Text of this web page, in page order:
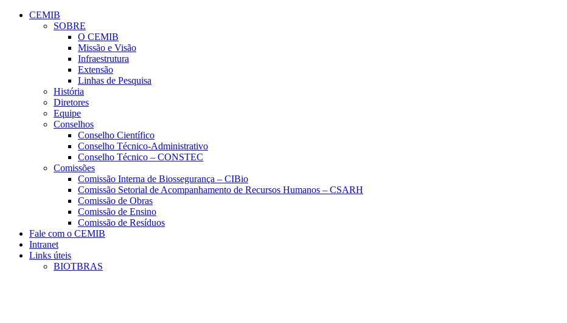
Conteúdo principal
CEMIB
SOBRE
O CEMIB
Missão e Visão
Infraestrutura
Extensão
Linhas de Pesquisa
História
Diretores
Equipe
Conselhos
Conselho Científico
Conselho Técnico-Administrativo
Conselho Técnico – CONSTEC
Comissões
Comissão Interna de Biossegurança – CIBio
Comissão Setorial de Acompanhamento de Recursos Humanos – CSARH
Comissão de Obras
Comissão de Ensino
Comissão de Resíduos
Fale com o CEMIB
Intranet
Links úteis
BIOTBRAS